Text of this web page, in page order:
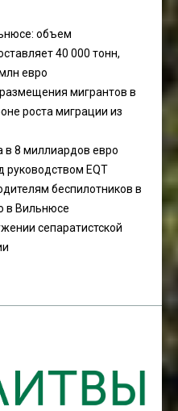
объем
40 000 тонн,
евро
мигрантов в
роста миграции из
в 8 миллиардов евро
руководством EQT
беспилотников в
в Вильнюсе
сепаратистской